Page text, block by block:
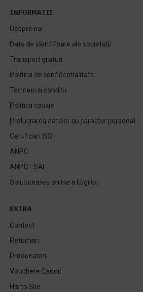
INFORMATII
Despre noi
Date de identificare ale societatii
Transport gratuit
Politica de confidentialitate
Termeni si conditii
Politica cookie
Prelucrarea datelor cu caracter personal
Certificari ISO
ANPC
ANPC - SAL
Solutionarea online a litigiilor
EXTRA
Contact
Returnari
Producatori
Vouchere Cadou
Harta Site